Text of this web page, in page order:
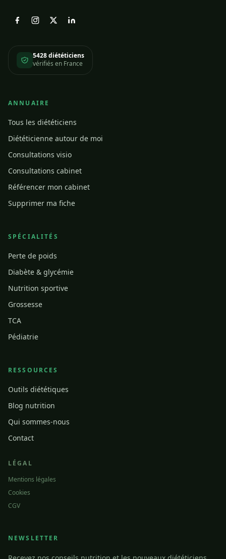
5428 diététiciens
vérifiés en France
ANNUAIRE
Tous les diététiciens
Diététicienne autour de moi
Consultations visio
Consultations cabinet
Référencer mon cabinet
Supprimer ma fiche
SPÉCIALITÉS
Perte de poids
Diabète & glycémie
Nutrition sportive
Grossesse
TCA
Pédiatrie
RESSOURCES
Outils diététiques
Blog nutrition
Qui sommes-nous
Contact
LÉGAL
Mentions légales
Cookies
CGV
NEWSLETTER